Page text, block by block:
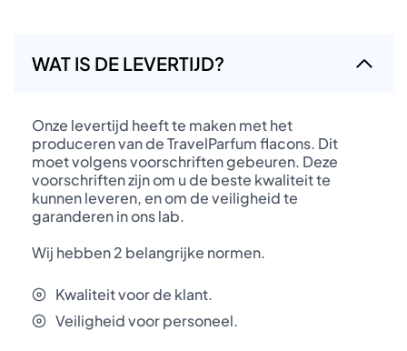
WAT IS DE LEVERTIJD?
Onze levertijd heeft te maken met het
produceren van de TravelParfum flacons. Dit
moet volgens voorschriften gebeuren. Deze
voorschriften zijn om u de beste kwaliteit te
kunnen leveren, en om de veiligheid te
garanderen in ons lab.
Wij hebben 2 belangrijke normen.
Kwaliteit voor de klant.
Veiligheid voor personeel.